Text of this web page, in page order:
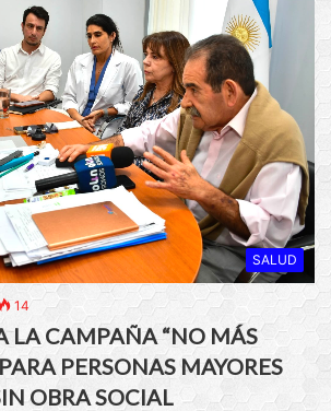
SALUD
14
LA CAMPAÑA “NO MÁS
PERSONAS MAYORES
OBRA SOCIAL